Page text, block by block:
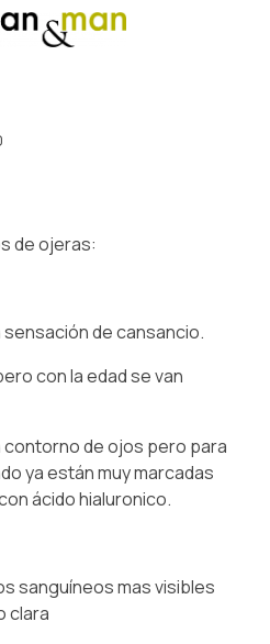
de ojeras:
de cansancio.
con la edad se van
de ojos pero para
ya están muy marcadas
ácido hialuronico.
sanguíneos mas visibles
clara